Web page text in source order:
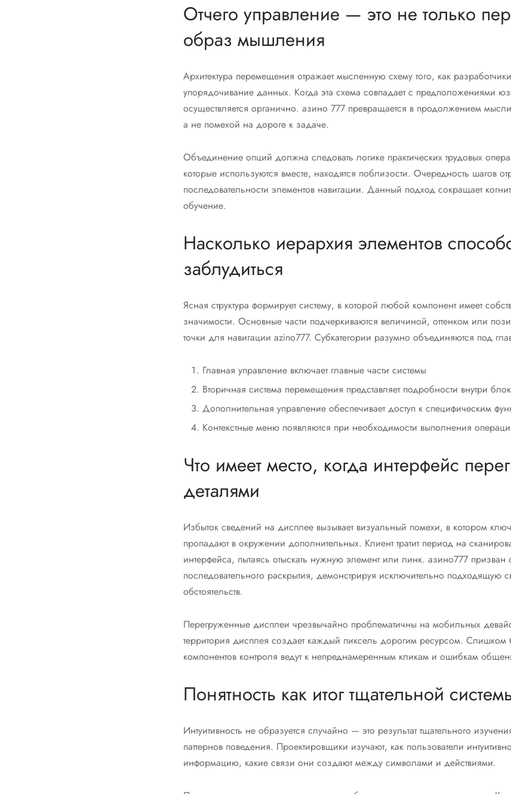
Отчего управление — это не только
образ мышления
Архитектура перемещения отражает мысленную схему того, как
упорядочивание данных. Когда эта схема совпадает с предположениями
осуществляется органично. азино 777 превращается в продолжением
а не помехой на дороге к задаче.
Объединение опций должна следовать логике практических трудовых
которые используются вместе, находятся поблизости. Очередность шагов
последовательности элементов навигации. Данный подход сокращает
обучение.
Насколько иерархия элементов
заблудиться
Ясная структура формирует систему, в которой любой компонент имеет
значимости. Основные части подчеркиваются величиной, оттенком или
точки для навигации azino777. Субкатегории разумно объединяются под
Главная управление включает главные части системы
Вторичная система перемещения представляет подробности внутри
Дополнительная управление обеспечивает доступ к специфическим
Контекстные меню появляются при необходимости выполнения
Что имеет место, когда интерфейс
деталями
Избыток сведений на дисплее вызывает визуальный помехи, в котором
пропадают в окружении дополнительных. Клиент тратит период на
интерфейса, пытаясь отыскать нужную элемент или линк. азино777 призван
последовательного раскрытия, демонстрируя исключительно подходящую
обстоятельств.
Перегруженные дисплеи чрезвычайно проблематичны на мобильных
территория дисплея создает каждый пиксель дорогим ресурсом. Слишком
компонентов контроля ведут к непреднамеренным кликам и ошибкам
Понятность как итог тщательной
Интуитивность не образуется случайно — это результат тщательного
паттернов поведения. Проектировщики изучают, как пользователи
информацию, какие связи они создают между символами и действиями.